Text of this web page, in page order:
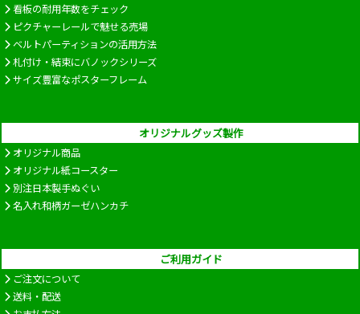
看板の耐用年数をチェック
ピクチャーレールで魅せる売場
ベルトパーティションの活用方法
札付け・結束にバノックシリーズ
サイズ豊富なポスターフレーム
オリジナルグッズ製作
オリジナル商品
オリジナル紙コースター
別注日本製手ぬぐい
名入れ和柄ガーゼハンカチ
ご利用ガイド
ご注文について
送料・配送